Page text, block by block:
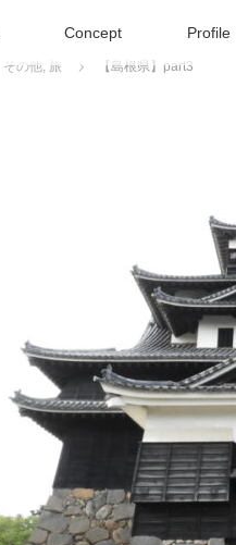
Concept Profile
その他, 旅 【島根県】part3